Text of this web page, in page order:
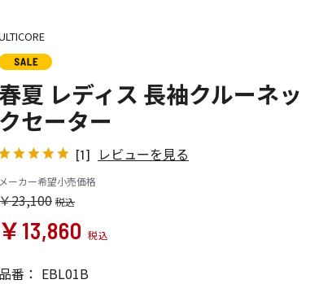
春夏 レディス 長袖クルーネッ
クセーター
[1] レビューを見る
メーカー希望小売価格
23,100
￥13,860
品番： EBL01B